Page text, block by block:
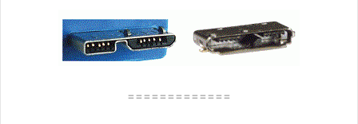
=============